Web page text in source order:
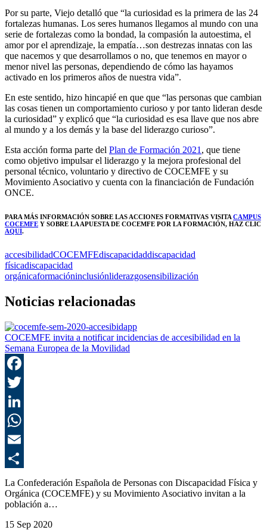
Por su parte, Viejo detalló que “la curiosidad es la primera de las 24
fortalezas humanas. Los seres humanos llegamos al mundo con una
serie de fortalezas como la bondad, la compasión la autoestima, el
amor por el aprendizaje, la empatía…son destrezas innatas con las
que nacemos y que desarrollamos o no, que tenemos en mayor o
menor nivel las personas, dependiendo de cómo las hayamos
activado en los primeros años de nuestra vida”.
En este sentido, hizo hincapié en que que “las personas que cambian
las cosas tienen un comportamiento curioso y por tanto lideran desde
la curiosidad” y explicó que “la curiosidad es esa llave que nos abre
al mundo y a los demás y la base del liderazgo curioso”.
Esta acción forma parte del Plan de Formación 2021 , que tiene
como objetivo impulsar el liderazgo y la mejora profesional del
personal técnico, voluntario y directivo de COCEMFE y su
Movimiento Asociativo y cuenta con la financiación de Fundación
ONCE.
PARA MÁS INFORMACIÓN SOBRE LAS ACCIONES FORMATIVAS VISITA CAMPUS
COCEMFE Y SOBRE LA APUESTA DE COCEMFE POR LA FORMACIÓN, HAZ CLIC
AQUÍ.
accesibilidadCOCEMFEdiscapacidaddiscapacidad
físicadiscapacidad
orgánicaformacióninclusiónliderazgosensibilización
Noticias relacionadas
COCEMFE invita a notificar incidencias de accesibilidad en la
Semana Europea de la Movilidad
La Confederación Española de Personas con Discapacidad Física y
Orgánica (COCEMFE) y su Movimiento Asociativo invitan a la
población a…
15 Sep 2020